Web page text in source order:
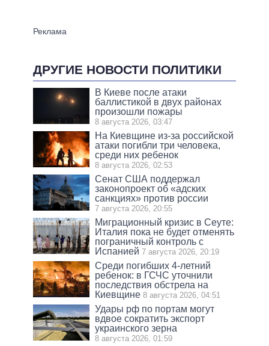
ДРУГИЕ НОВОСТИ ПОЛИТИКИ
В Киеве после атаки
баллистикой в двух районах
произошли пожары
8 августа 2026, 03:47
На Киевщине из-за российской
атаки погибли три человека,
среди них ребенок
8 августа 2026, 02:53
Сенат США поддержал
законопроект об «адских
санкциях» против россии
7 августа 2026, 20:55
Миграционный кризис в Сеуте:
Италия пока не будет отменять
пограничный контроль с
Испанией 7 августа 2026, 20:19
Среди погибших 4-летний
ребенок: в ГСЧС уточнили
последствия обстрела на
Киевщине 8 августа 2026, 04:51
Удары рф по портам могут
вдвое сократить экспорт
украинского зерна
8 августа 2026, 01:59